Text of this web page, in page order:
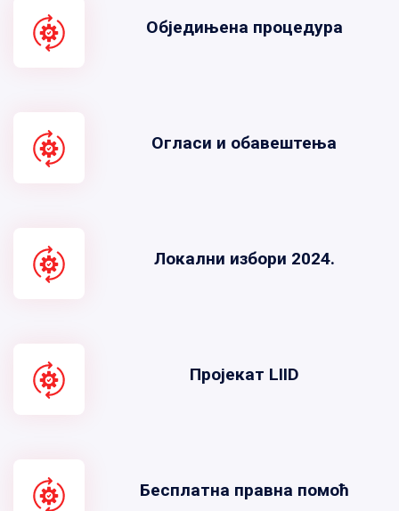
Обједињена процедура
Огласи и обавештења
Локални избори 2024.
Пројекат LIID
Бесплатна правна помоћ